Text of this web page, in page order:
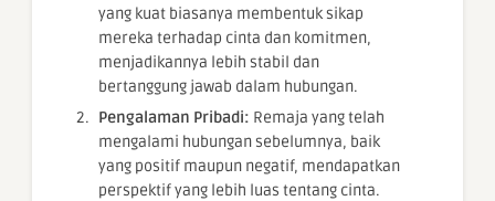
yang kuat biasanya membentuk sikap
mereka terhadap cinta dan komitmen,
menjadikannya lebih stabil dan
bertanggung jawab dalam hubungan.
Pengalaman Pribadi: Remaja yang telah
mengalami hubungan sebelumnya, baik
yang positif maupun negatif, mendapatkan
perspektif yang lebih luas tentang cinta.